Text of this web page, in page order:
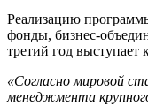
Реализацию
фонды, бизнес-
третий год выступает
«Согласно мировой
менеджмента